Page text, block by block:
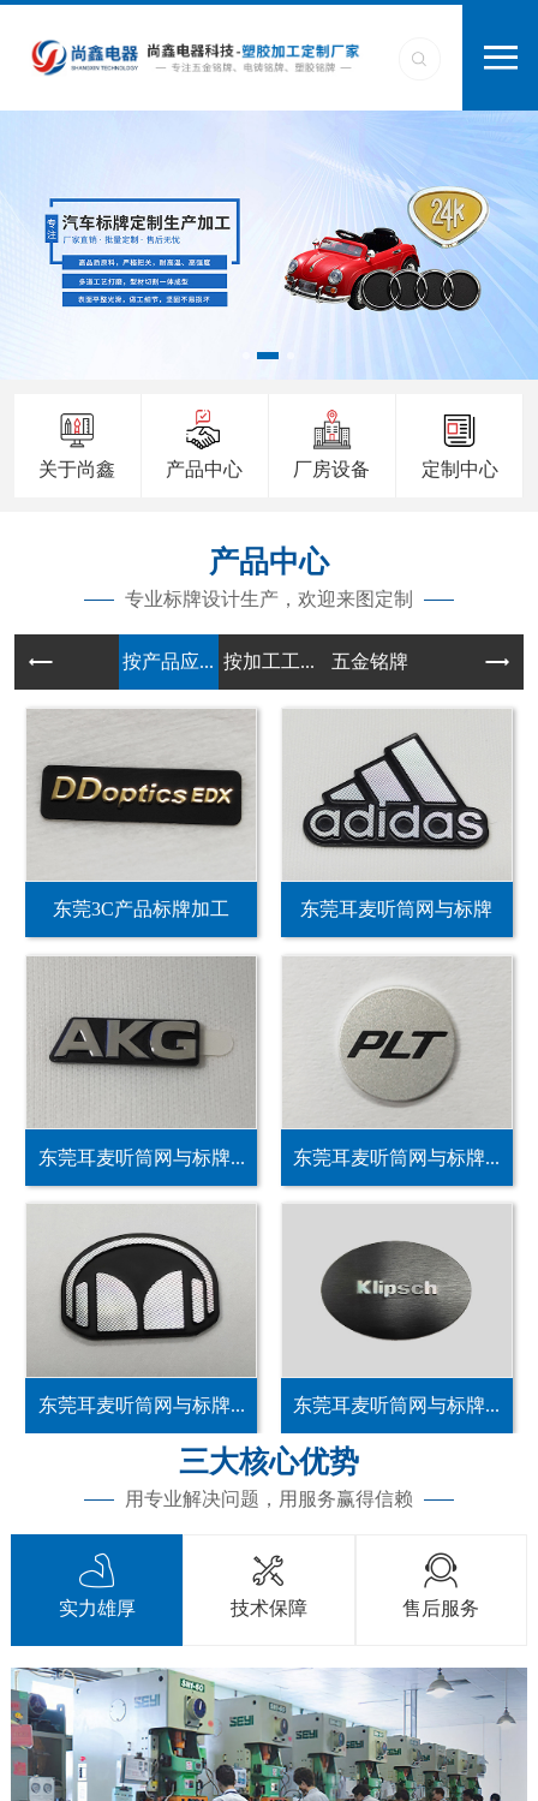
关于尚鑫 产品中心 厂房设备 定制中心
产品中心
专业标牌设计生产，欢迎来图定制
按产品应... 按加工工... 五金铭牌
东莞3C产品标牌加工 东莞耳麦听筒网与标牌
东莞耳麦听筒网与标牌... 东莞耳麦听筒网与标牌...
东莞耳麦听筒网与标牌... 东莞耳麦听筒网与标牌...
三大核心优势
用专业解决问题，用服务赢得信赖

实力雄厚

技术保障

售后服务